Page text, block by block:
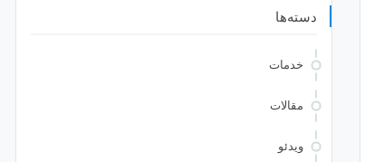
دسته‌ها
خدمات
مقالات
ویدئو